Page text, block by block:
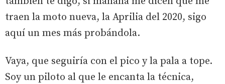
traen la moto nueva, la Aprilia del 2020, sigo
aquí un mes más probándola.
Vaya, que seguiría con el pico y la pala a tope.
Soy un piloto al que le encanta la técnica,